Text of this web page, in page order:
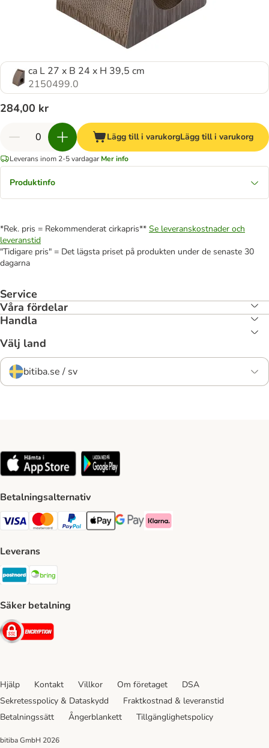
ca L 27 x B 24 x H 39,5 cm
2150499.0
284,00 kr
Lägg till i varukorgLägg till i varukorg
Leverans inom 2-5 vardagar Mer info
Produktinfo
*Rek. pris = Rekommenderat cirkapris** Se leveranskostnader och
leveranstid
"Tidigare pris" = Det lägsta priset på produkten under de senaste 30
dagarna
Service
Våra fördelar
Handla
Välj land
bitiba.se / sv
Betalningsalternativ
VISA Payment Method
Mastercard Payment Method
Paypal Payment Method
Apple Pay Payment Method
Google Pay Payment Method
Klarna Payment Method
Leverans
Postnord Shipping Method
Säker betalning
Security
Hjälp Kontakt Villkor Om företaget
DSA
Sekretesspolicy & Dataskydd
Fraktkostnad & leveranstid
Betalningssätt
Ångerblankett Tillgänglighetspolicy
bitiba GmbH 2026